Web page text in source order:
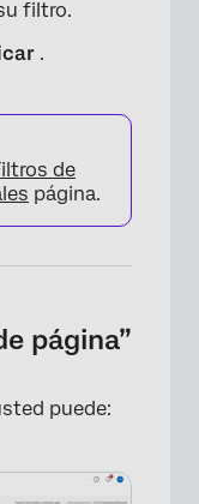
×
filtro.
.
de
página.
página”
puede: